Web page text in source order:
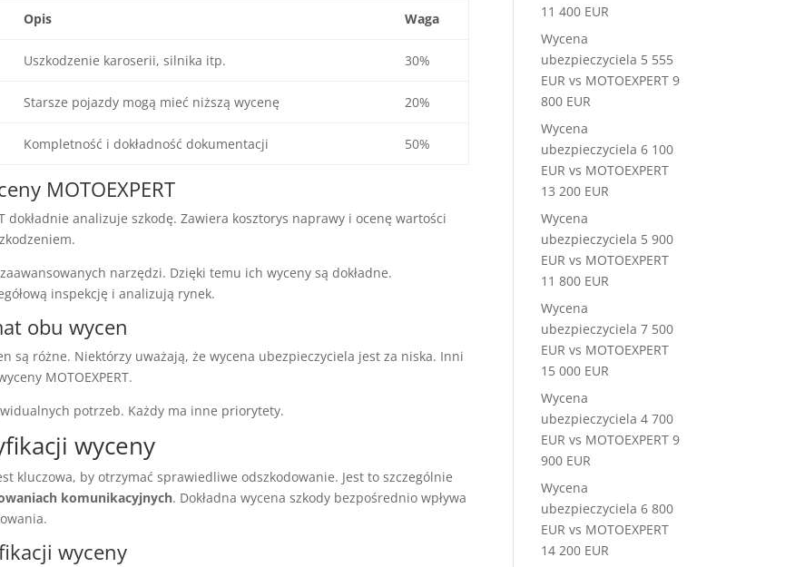
Opis Waga
Uszkodzenie karoserii, silnika itp. 30%
Starsze pojazdy mogą mieć niższą wycenę 20%
Kompletność i dokładność dokumentacji 50%
MOTOEXPERT
dokładnie analizuje szkodę. Zawiera kosztorys naprawy i ocenę wartości
zaawansowanych narzędzi. Dzięki temu ich wyceny są dokładne.
inspekcję i analizują rynek.
obu wycen
są różne. Niektórzy uważają, że wycena ubezpieczyciela jest za niska. Inni
MOTOEXPERT.
potrzeb. Każdy ma inne priorytety.
wyceny
kluczowa, by otrzymać sprawiedliwe odszkodowanie. Jest to szczególnie
komunikacyjnych. Dokładna wycena szkody bezpośrednio wpływa
wyceny
11 400 EUR
Wycena
ubezpieczyciela 5 555
EUR vs MOTOEXPERT 9
800 EUR
Wycena
ubezpieczyciela 6 100
EUR vs MOTOEXPERT
13 200 EUR
Wycena
ubezpieczyciela 5 900
EUR vs MOTOEXPERT
11 800 EUR
Wycena
ubezpieczyciela 7 500
EUR vs MOTOEXPERT
15 000 EUR
Wycena
ubezpieczyciela 4 700
EUR vs MOTOEXPERT 9
900 EUR
Wycena
ubezpieczyciela 6 800
EUR vs MOTOEXPERT
14 200 EUR